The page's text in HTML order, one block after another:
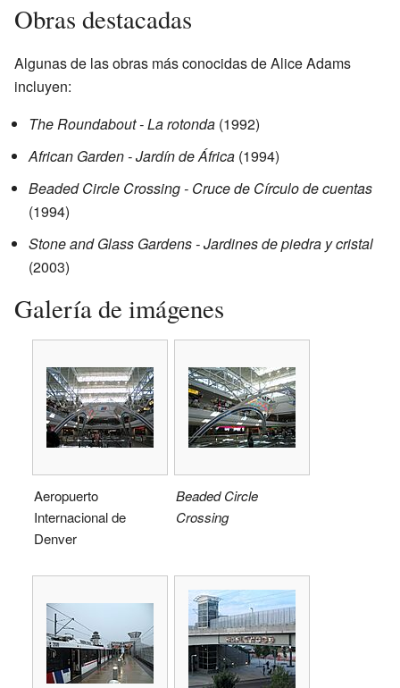
Obras destacadas
Algunas de las obras más conocidas de Alice Adams
incluyen:
The Roundabout - La rotonda (1992)
African Garden - Jardín de África (1994)
Beaded Circle Crossing - Cruce de Círculo de cuentas
(1994)
Stone and Glass Gardens - Jardines de piedra y cristal
(2003)
Galería de imágenes
Aeropuerto
Internacional de
Denver
Beaded Circle
Crossing